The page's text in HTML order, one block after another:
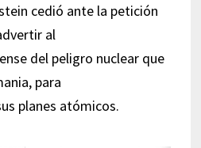
cedió ante la petición
al
del peligro nuclear que
para
planes atómicos.